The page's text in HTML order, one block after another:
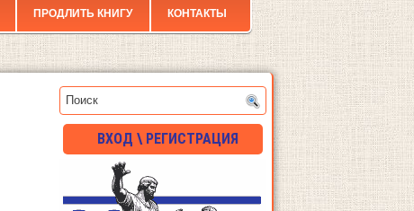
ПРОДЛИТЬ КНИГУ КОНТАКТЫ
ВХОД \ РЕГИСТРАЦИЯ